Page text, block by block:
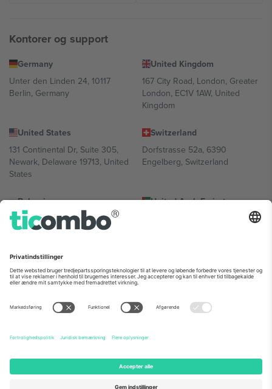
Kontorer og support
Germany
Unter den Linden 24, 10117
Berlin, Germany
United Kingdom
167 City Road, London, Greater
London, EC1V 1AW, United
Kingdom
United States
131 Continental Dr, Suite 305,
Newark, Delaware 19713, United
States
Switzerland
Dorfstrasse 52a, 6390
Engelberg, Switzerland
Bulgaria
Regus Sofia City West, bul
Totleben 53-55, 1606 Sofia,
United Arab Emirates
UAE Dubai Silicon Oasis, DDP
Mexico
Av Chapultepec 360, Roma
Norte, Cuauhtémoc, 06700
Ciudad de México, CDMX,
sted, begivenhed og/eller domæne. For detaljer se den specifikke
begivenhedsside, tryk og vilkår.,Virksomhed
Ticombo. Alle rettigheder forbeholdes.